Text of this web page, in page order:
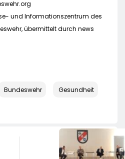
und Informationszentrum des
übermittelt durch news
Bundeswehr
Gesundheit